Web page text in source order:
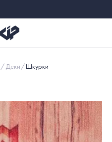
Деки Шкурки